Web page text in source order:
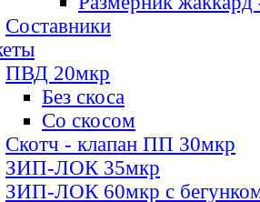
Составники
ПВД 20мкр
Без скоса
Со скосом
Скотч - клапан ПП 30мкр
ЗИП-ЛОК 35мкр
ЗИП-ЛОК 60мкр с